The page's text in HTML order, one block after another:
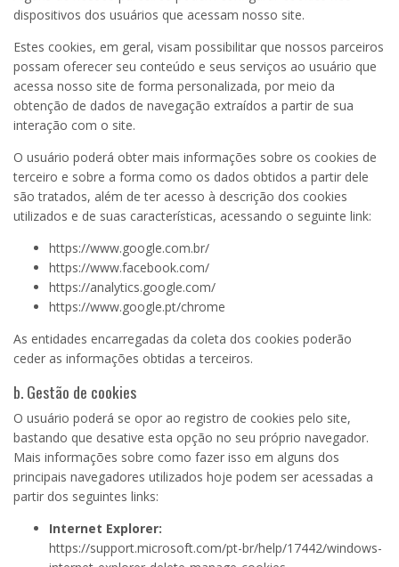
dispositivos dos usuários que acessam nosso site.
Estes cookies, em geral, visam possibilitar que nossos parceiros
possam oferecer seu conteúdo e seus serviços ao usuário que
acessa nosso site de forma personalizada, por meio da
obtenção de dados de navegação extraídos a partir de sua
interação com o site.
O usuário poderá obter mais informações sobre os cookies de
terceiro e sobre a forma como os dados obtidos a partir dele
são tratados, além de ter acesso à descrição dos cookies
utilizados e de suas características, acessando o seguinte link:
https://www.google.com.br/
https://www.facebook.com/
https://analytics.google.com/
https://www.google.pt/chrome
As entidades encarregadas da coleta dos cookies poderão
ceder as informações obtidas a terceiros.
b. Gestão de cookies
O usuário poderá se opor ao registro de cookies pelo site,
bastando que desative esta opção no seu próprio navegador.
Mais informações sobre como fazer isso em alguns dos
principais navegadores utilizados hoje podem ser acessadas a
partir dos seguintes links:
Internet Explorer:
https://support.microsoft.com/pt-br/help/17442/windows-